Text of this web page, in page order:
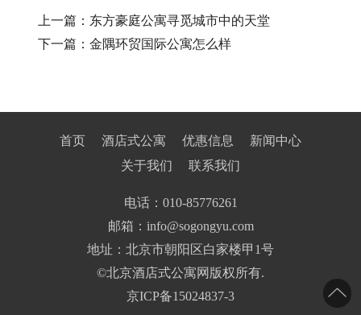
上一篇： 东方豪庭公寓寻觅城市中的天堂
下一篇： 金隅环贸国际公寓怎么样
首页 酒店式公寓 优惠信息
新闻中心
关于我们
联系我们
电话： 010-85776261
邮箱：info@sogongyu.com
地址：北京市朝阳区白家楼甲1号
©北京酒店式公寓网版权所有.
京ICP备15024837-3